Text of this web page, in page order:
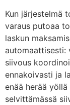
Kun järjestelmä
varaus putoaa
laskun
automaattisesti:
siivous
ennakoivasti ja
enää herää
selvittämässä